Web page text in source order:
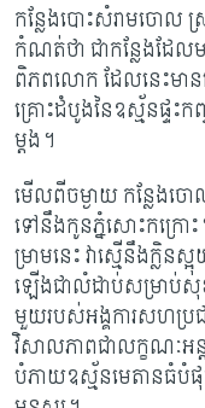
កន្លែងបោះសំរាមចោ
កំណត់ថា ជាកន្លែងដែល​
ពិភពលោក ដែលនេះមា
គ្រោះដំបូងនៃឧស្ម័នផ្ទះក
ម្តង។
មើលពីចម្ងាយ កន្លែ
ទៅនឹងកូនភ្នំសោះ​កក្រោះ
ម្រាមនេះ វាស្មើនឹងក្លិន
ឡើងជាលំដាប់សម្រាប់
មួយរបស់អង្គការសហប្រ
វិសាលភាពជាលក្ខណៈអន្
បំភាយឧស្ម័ន​មេតាន​​ធំបំ